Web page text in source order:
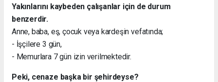
Yakınlarını kaybeden çalışanlar için de durum
benzerdir.
Anne, baba, eş, çocuk veya kardeşin vefatında;
- İşçilere 3 gün,
- Memurlara 7 gün izin verilmektedir.
Peki, cenaze başka bir şehirdeyse?